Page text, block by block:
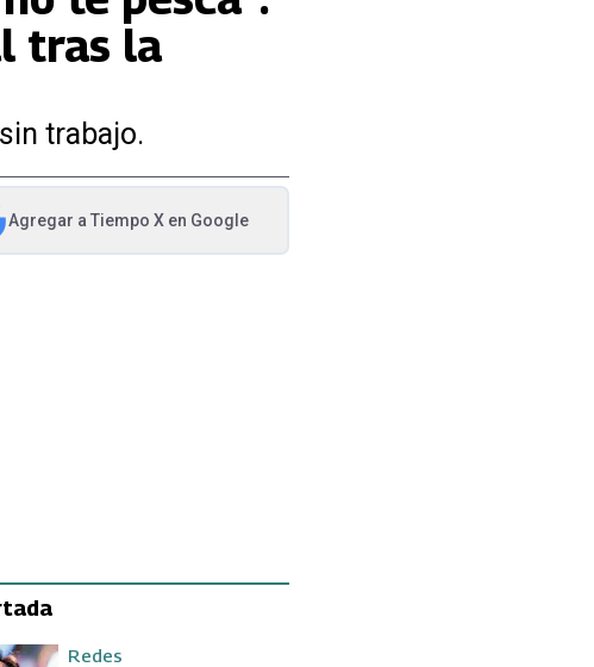
tras la
trabajo.
Agregar a Tiempo Xen Google
en nueva pestaña
Redes